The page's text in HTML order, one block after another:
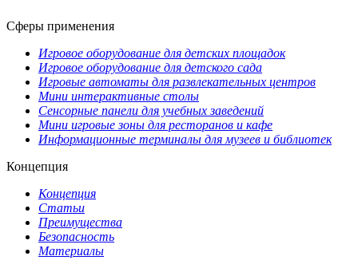
Сферы применения
Игровое оборудование для детских площадок
Игровое оборудование для детского сада
Игровые автоматы для развлекательных центров
Мини интерактивные столы
Сенсорные панели для учебных заведений
Мини игровые зоны для ресторанов и кафе
Информационные терминалы для музеев и библиотек
Концепция
Концепция
Статьи
Преимущества
Безопасность
Материалы